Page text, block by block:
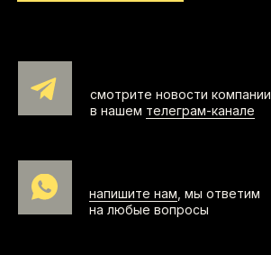
смотрите новости компании
в нашем телеграм-канале
напишите нам, мы ответим
на любые вопросы